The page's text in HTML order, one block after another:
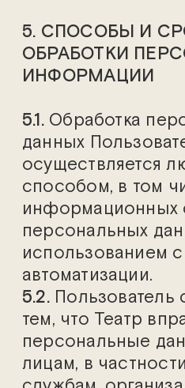
5. СПОСОБЫ И
ОБРАБОТКИ
ИНФОРМАЦИИ
5.1.Обработка
данных
осуществляется
способом, в том
информационных
персональных
использованием
автоматизации.
5.2.Пользователь
тем, что Театр
персональные
лицам, в